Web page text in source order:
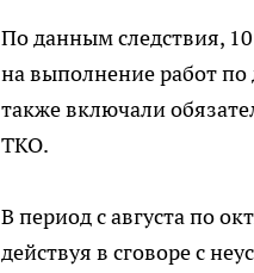
По данным следствия,
на выполнение работ
также включали
ТКО.
В период с августа по
действуя в сговоре с